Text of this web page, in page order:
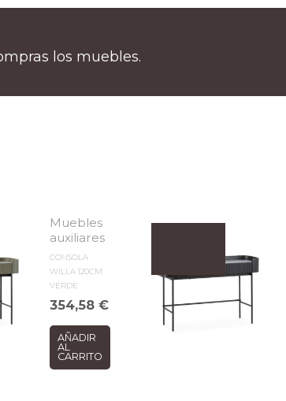
los muebles.
Muebles
auxiliares
CONSOLA
WILLA 120CM
VERDE
354,58€
AÑADIR
AL
CARRITO